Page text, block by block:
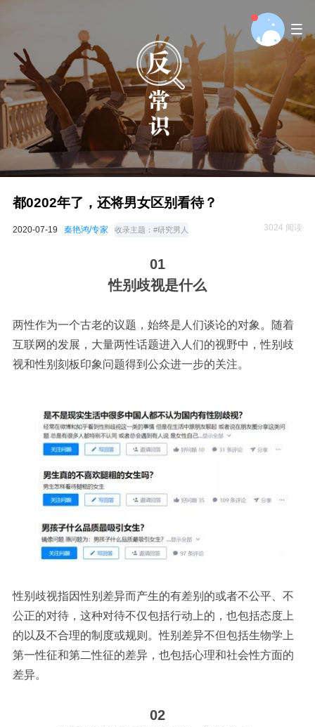
都0202年了，还将男女区别看待？
2020-07-19 秦艳鸿/专家 收录主题： #研究男人 3024 阅读
01
性别歧视是什么
两性作为一个古老的议题，始终是人们谈论的对象。随着
互联网的发展，大量两性话题进入人们的视野中，性别歧
视和性别刻板印象问题得到公众进一步的关注。
性别歧视指因性别差异而产生的有差别的或者不公平、不
公正的对待，这种对待不仅包括行动上的，也包括态度上
的以及不合理的制度或规则。性别差异不但包括生物学上
第一性征和第二性征的差异，也包括心理和社会性方面的
差异。
02